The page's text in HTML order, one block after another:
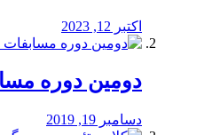
اکتبر 12, 2023
دومین دوره
دسامبر 19, 2019